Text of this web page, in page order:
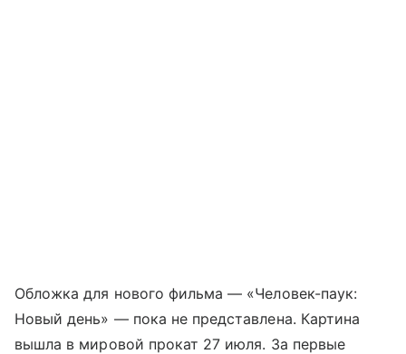
Обложка для нового фильма — «Человек-паук:
Новый день» — пока не представлена. Картина
вышла в мировой прокат 27 июля. За первые